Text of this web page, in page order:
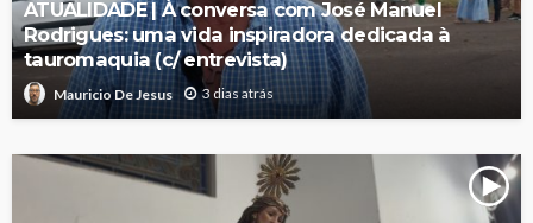
ATUALIDADE | À conversa com José Manuel
Rodrigues: uma vida inspiradora dedicada à
tauromaquia (c/ entrevista)
Mauricio De Jesus 3 dias atrás